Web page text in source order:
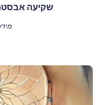
שקיעה